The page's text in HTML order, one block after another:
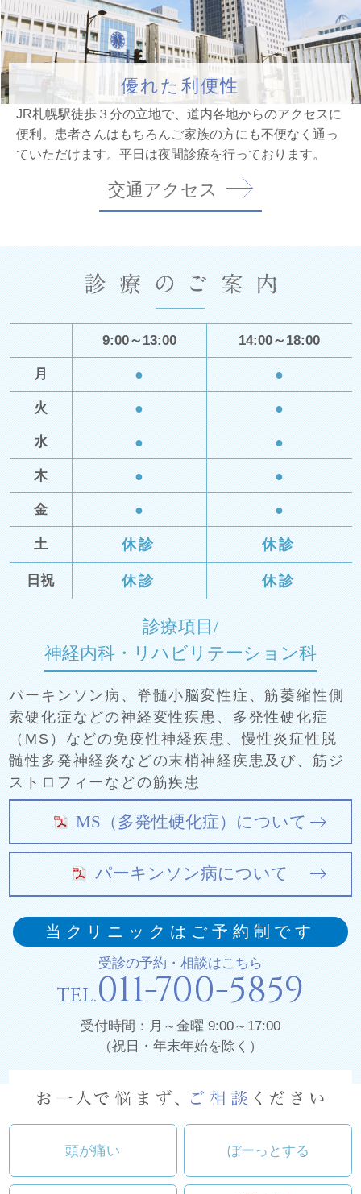
優れた利便性
JR札幌駅徒歩３分の立地で、道内各地からのアクセスに
便利。 患者さんはもちろんご家族の方にも不便なく通っ
ていただけます。 平日は夜間診療を行っております。
交通アクセス
9:00～13:00 14:00～18:00
月 ● ●
火 ● ●
水 ● ●
木 ● ●
金 ● ●
土 休診 休診
日祝 休診 休診
診療項目/
神経内科・リハビリテーション科
パーキンソン病、脊髄小脳変性症、筋萎縮性側
索硬化症などの神経変性疾患、多発性硬化症
（MS）などの免疫性神経疾患、慢性炎症性脱
髄性多発神経炎などの末梢神経疾患及び、筋ジ
ストロフィーなどの筋疾患
MS（多発性硬化症）について
パーキンソン病について
当クリニックはご予約制です
受診の予約・相談はこちら
TEL.011-700-5859
受付時間：月～金曜 9:00～17:00
（祝日・年末年始を除く）
頭が痛い ぼーっとする